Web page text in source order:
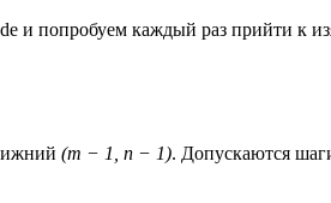
и попробуем каждый раз прийти
(m − 1, n − 1). Допускаются